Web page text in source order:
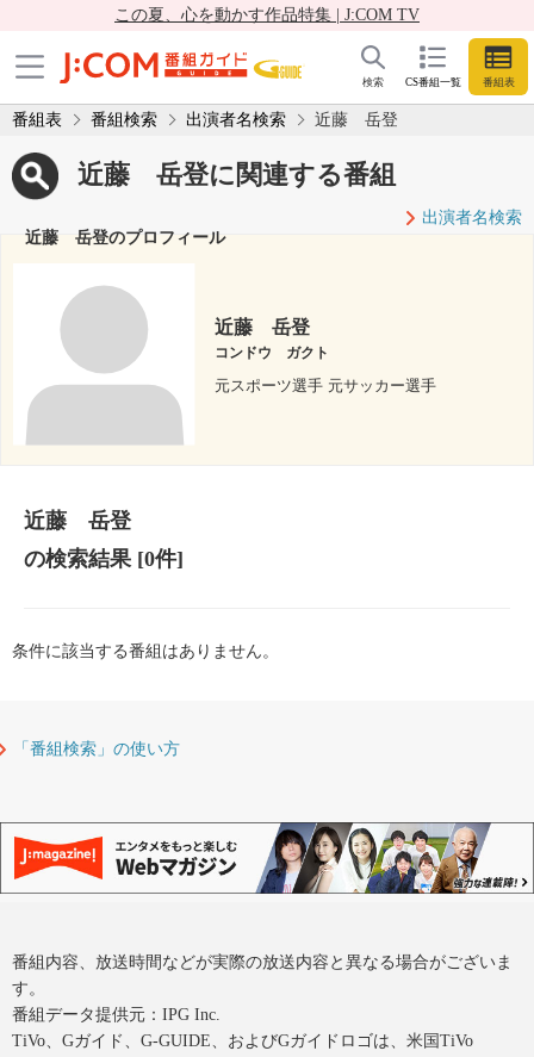
この夏、心を動かす作品特集 | J:COM TV
CS番組一覧 番組表
検索
番組表 番組検索 出演者名検索 近藤 岳登
近藤 岳登に関連する番組
出演者名検索
近藤 岳登のプロフィール
近藤 岳登
コンドウ ガクト
元スポーツ選手 元サッカー選手
近藤 岳登
の検索結果[0件]
条件に該当する番組はありません。
「番組検索」の使い方
番組内容、放送時間などが実際の放送内容と異なる場合がございま
す。
番組データ提供元：IPG Inc.
TiVo、Gガイド、G-GUIDE、およびGガイドロゴは、米国TiVo